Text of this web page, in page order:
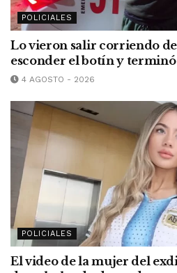
POLICIALES
Lo vieron salir corriendo
esconder el botín y
4 AGOSTO - 2026
POLICIALES
El video de la mujer del